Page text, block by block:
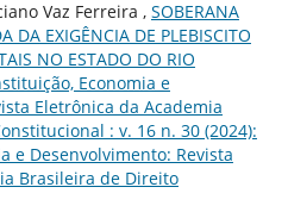
Vaz Ferreira , SOBERANA
DA EXIGÊNCIA DE PLEBISCITO
NO ESTADO DO RIO
Economia e
Eletrônica da Academia
: v. 16 n. 30 (2024):
e Desenvolvimento: Revista
Brasileira de Direito